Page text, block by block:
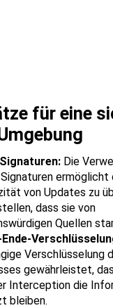
für eine
Die
ermöglicht
von Updates zu
dass sie von
Quellen
Ende-
Verschlüsselung
gewährleistet,
Interception die
bleiben.